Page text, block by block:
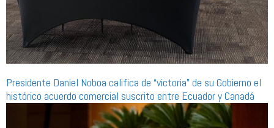
Presidente Daniel Noboa califica de “victoria” de su Gobierno el